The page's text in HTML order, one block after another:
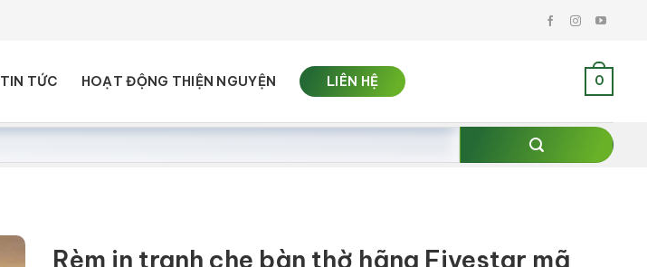
TIN TỨC HOẠT ĐỘNG THIỆN NGUYỆN LIÊN HỆ 0
Rèm in tranh che bàn thờ hãng Fivestar mã